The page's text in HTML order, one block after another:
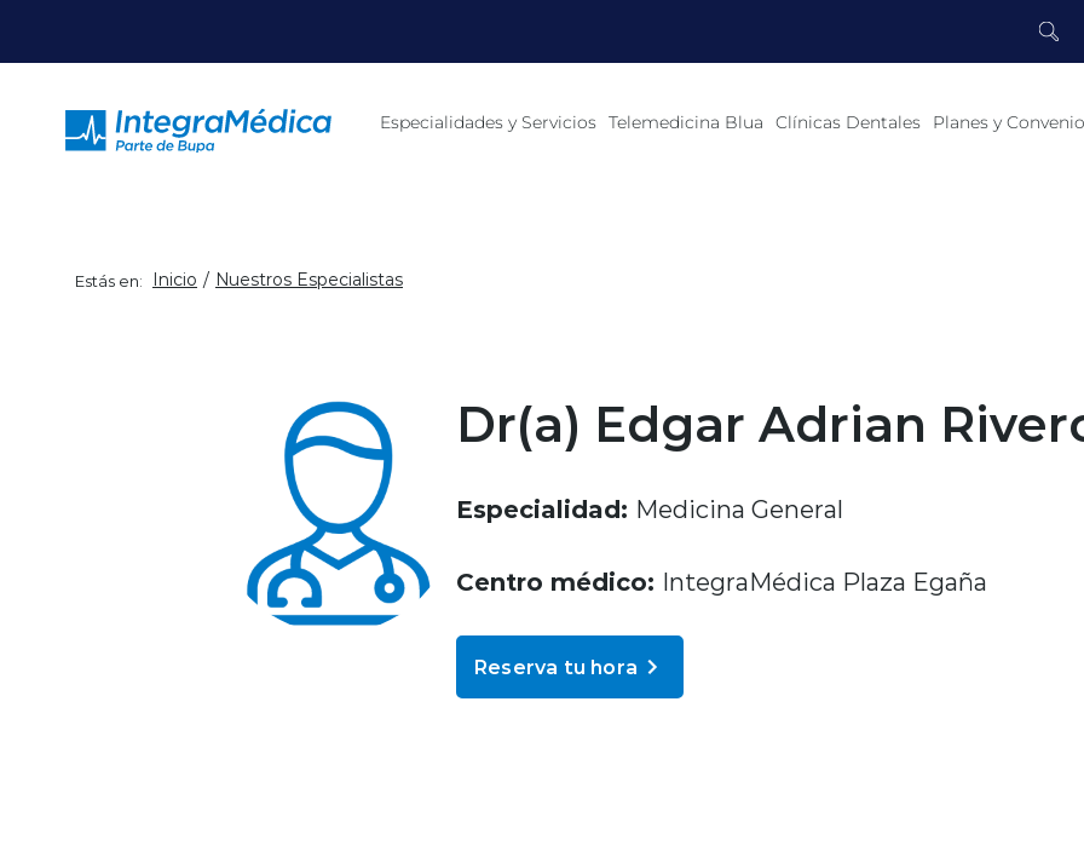
Especialidades y Servicios Telemedicina Blua Clínicas Dentales Planes y
Estás en: Inicio Nuestros Especialistas
Dr(a) Edgar Adrian
Especialidad: Medicina General
Centro médico: IntegraMédica Plaza Egaña
Reserva tu hora